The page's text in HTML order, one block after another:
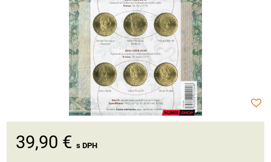
39,90 € s DPH